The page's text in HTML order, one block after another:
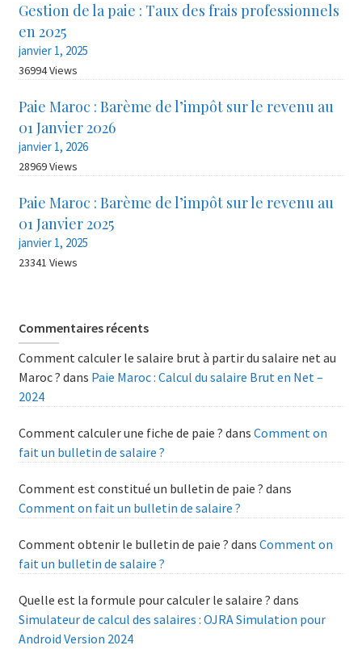
Gestion de la paie : Taux des frais professionnels
en 2025
janvier 1, 2025
36994 Views
Paie Maroc : Barème de l’impôt sur le revenu au
01 Janvier 2026
janvier 1, 2026
28969 Views
Paie Maroc : Barème de l’impôt sur le revenu au
01 Janvier 2025
janvier 1, 2025
23341 Views
Commentaires récents
Comment calculer le salaire brut à partir du salaire net au
Maroc ? dans Paie Maroc : Calcul du salaire Brut en Net –
2024
Comment calculer une fiche de paie ? dans Comment on
fait un bulletin de salaire ?
Comment est constitué un bulletin de paie ? dans
Comment on fait un bulletin de salaire ?
Comment obtenir le bulletin de paie ? dans Comment on
fait un bulletin de salaire ?
Quelle est la formule pour calculer le salaire ? dans
Simulateur de calcul des salaires : OJRA Simulation pour
Android Version 2024